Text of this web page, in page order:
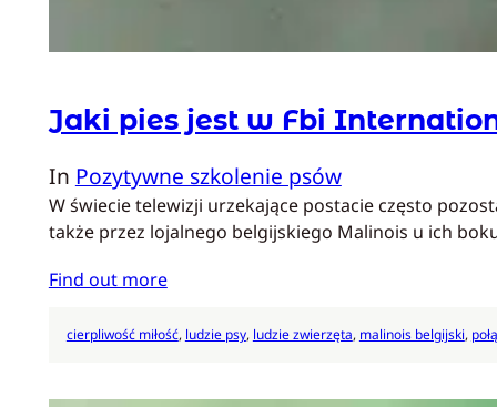
Jaki pies jest w Fbi
In Pozytywne szkolenie psów
W świecie telewizji urzekające postacie często
także przez lojalnego belgijskiego Malinois u ich
Find out more
cierpliwość miłość, ludzie psy, ludzie zwierzęta, malinois belgijski,